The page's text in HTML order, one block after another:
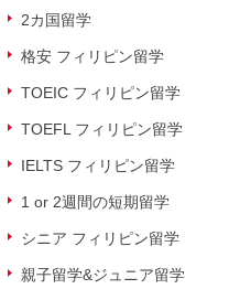
2カ国留学
格安 フィリピン留学
TOEIC フィリピン留学
TOEFL フィリピン留学
IELTS フィリピン留学
1 or 2週間の短期留学
シニア フィリピン留学
親子留学&ジュニア留学